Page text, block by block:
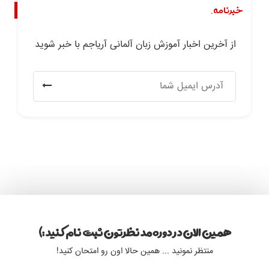
خبرنامه.
از آخرین اخبار آموزش زبان آلمانی آریاجم با خبر شوید
همین الان در دوره مد نظرتون ثبت نام کنید :)
منتظر نمونید ... همین حالا اون رو امتحان کنید!